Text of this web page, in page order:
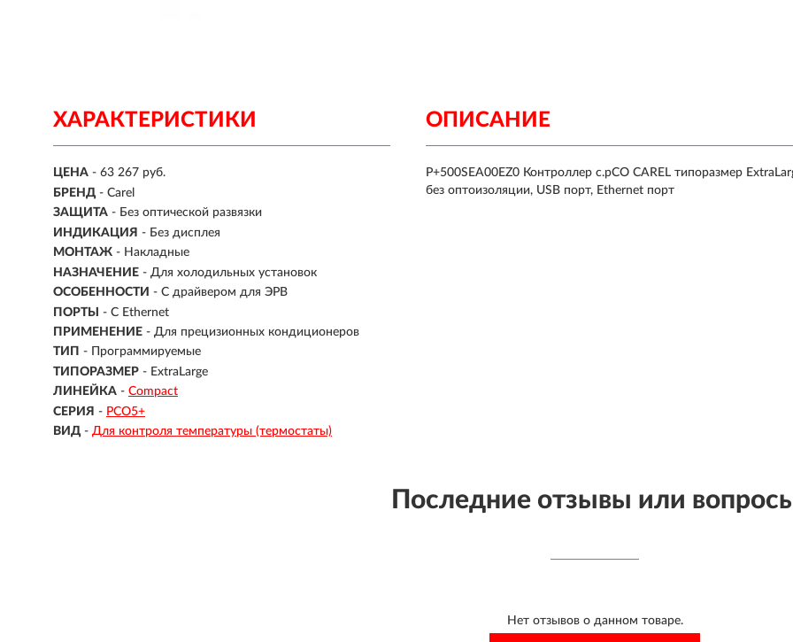
ХАРАКТЕРИСТИКИ
ЦЕНА - 63 267 руб.
БРЕНД - Carel
ЗАЩИТА - Без оптической развязки
ИНДИКАЦИЯ - Без дисплея
МОНТАЖ - Накладные
НАЗНАЧЕНИЕ - Для холодильных установок
ОСОБЕННОСТИ - С драйвером для ЭРВ
ПОРТЫ
- С Ethernet
ПРИМЕНЕНИЕ - Для прецизионных кондиционеров
ТИП - Программируемые
ТИПОРАЗМЕР - ExtraLarge
ЛИНЕЙКА - Compact
СЕРИЯ - PCO5+
ВИД - Для контроля температуры (термостаты)
ОПИСАНИЕ
P+500SEA00EZ0 Контроллер c.pCO CAREL типоразмер
без оптоизоляции, USB порт, Ethernet порт
Последние отзывы или
Нет отзывов о данном товаре.